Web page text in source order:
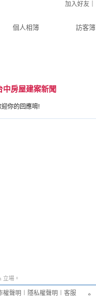
個人相簿 訪客簿
加入好友
中房屋建案新聞
你的回應唷!
立場。
權聲明 隱私權聲明 客服